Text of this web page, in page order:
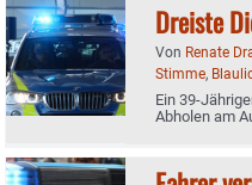
Dreiste
Von Renate
Stimme,
Ein 39-
Abholen am